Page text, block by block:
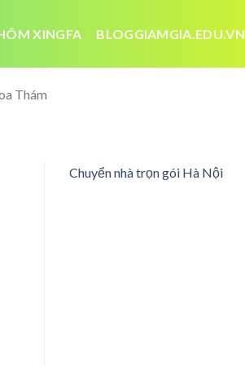
XINGFA BLOGGIAMGIA.EDU.VN
Thám
Chuyển nhà trọn gói Hà Nội